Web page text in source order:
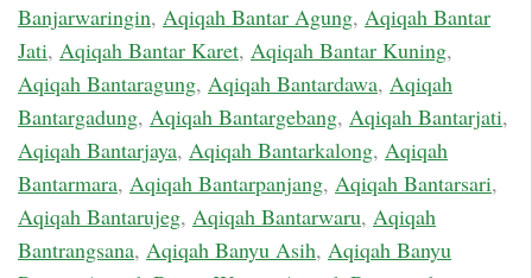
Banjarwaringin, Aqiqah Bantar Agung, Aqiqah Bantar
Jati, Aqiqah Bantar Karet, Aqiqah Bantar Kuning,
Aqiqah Bantaragung, Aqiqah Bantardawa, Aqiqah
Bantargadung, Aqiqah Bantargebang, Aqiqah Bantarjati,
Aqiqah Bantarjaya, Aqiqah Bantarkalong, Aqiqah
Bantarmara, Aqiqah Bantarpanjang, Aqiqah Bantarsari,
Aqiqah Bantarujeg, Aqiqah Bantarwaru, Aqiqah
Bantrangsana, Aqiqah Banyu Asih, Aqiqah Banyu